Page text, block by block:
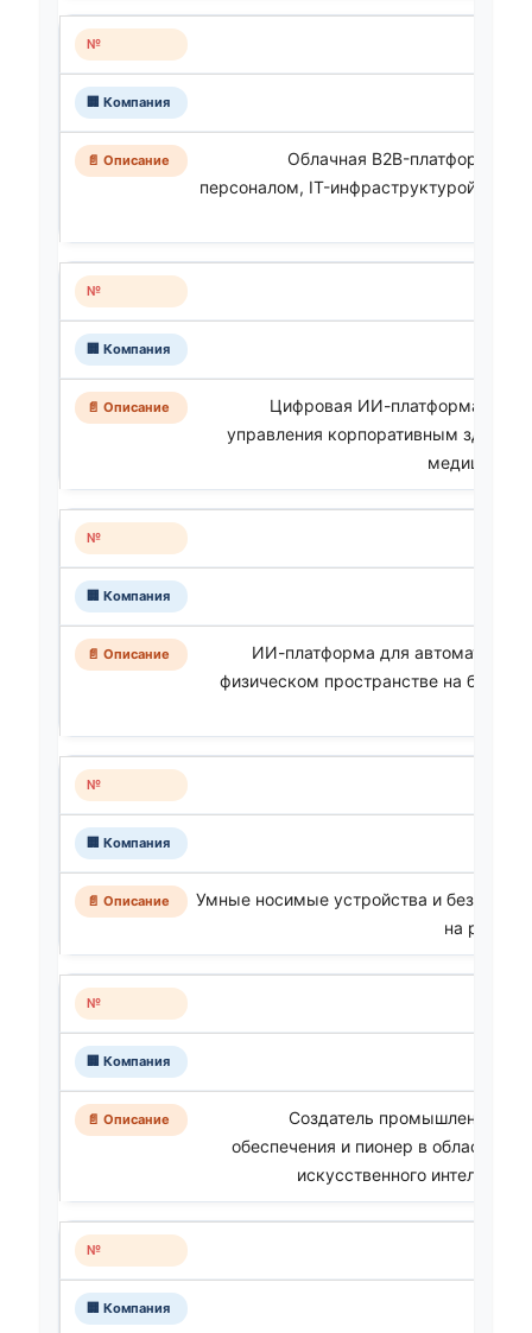
Облачная B2B-платформа
персоналом, IT-инфраструктурой и
Цифровая ИИ-платформа для
управления корпоративным
ИИ-платформа для
физическом пространстве на базе
Умные носимые устройства и
на рынке
Создатель промышленного
обеспечения и пионер в области
искусственного интеллекта